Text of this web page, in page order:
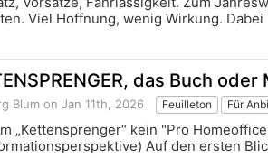
Viel Hoffnung, wenig Wirkung.
das Buch
Blum on Jan 11th, 2026 Feuilleton Für
„Kettensprenger“ kein "Pro
Auf den ersten